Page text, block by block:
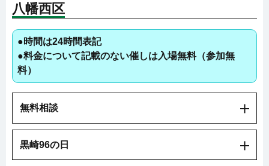
八幡西区
●時間は24時間表記
●料金について記載のない催しは入場無料（参加無
料）
無料相談
黒崎96の日